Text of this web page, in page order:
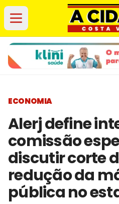
ECONOMIA
Alerj define
comissão
discutir corte
redução da
pública no